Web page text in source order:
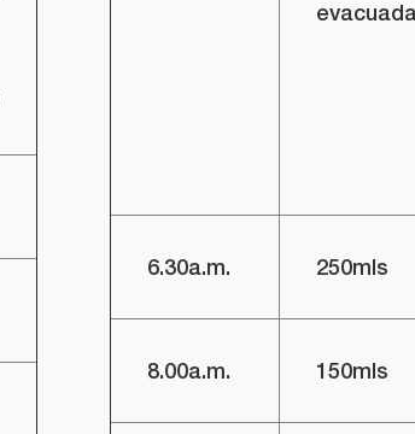
6.30a.m. 250mls
8.00a.m. 150mls